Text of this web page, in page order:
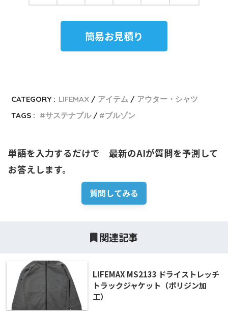
簡易お見積り
CATEGORY : LIFEMAX アイテム
アウター・シャツ
TAGS :
サステナブル ブルゾン
単語を入力するだけで　最新のAIが質問を予測して
お答えします。
質問してみる
関連記事
LIFEMAX MS2133 ドライストレッチ
トラックジャケット（ポリジン加
工）